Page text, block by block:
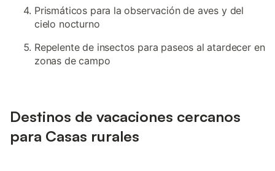
Prismáticos para la observación de aves y del
cielo nocturno
Repelente de insectos para paseos al atardecer en
zonas de campo
Destinos de vacaciones cercanos
para Casas rurales